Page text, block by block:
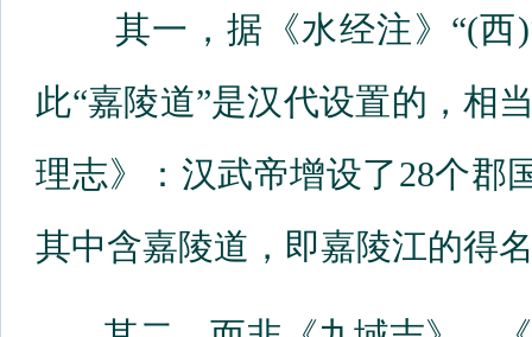
其一，据《水经注》“(西)
此“嘉陵道”是汉代设置的，相
理志》：汉武帝增设了28个郡
其中含嘉陵道，即嘉陵江的得